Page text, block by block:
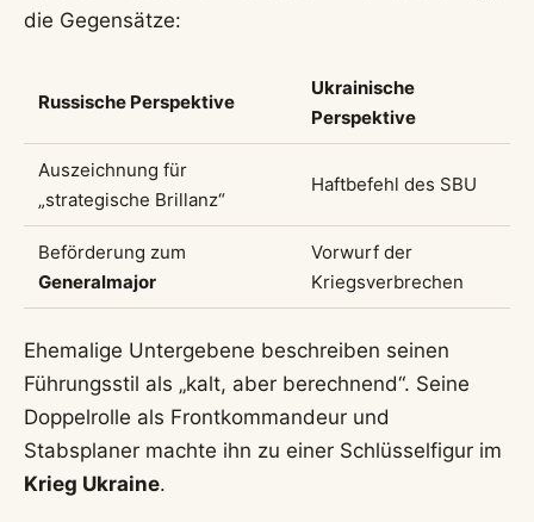
die Gegensätze:
Russische Perspektive
Ukrainische
Perspektive
Auszeichnung für
„strategische Brillanz“
Haftbefehl des SBU
Beförderung zum
Generalmajor
Vorwurf der
Kriegsverbrechen
Ehemalige Untergebene beschreiben seinen
Führungsstil als „kalt, aber berechnend“. Seine
Doppelrolle als Frontkommandeur und
Stabsplaner machte ihn zu einer Schlüsselfigur im
Krieg Ukraine.